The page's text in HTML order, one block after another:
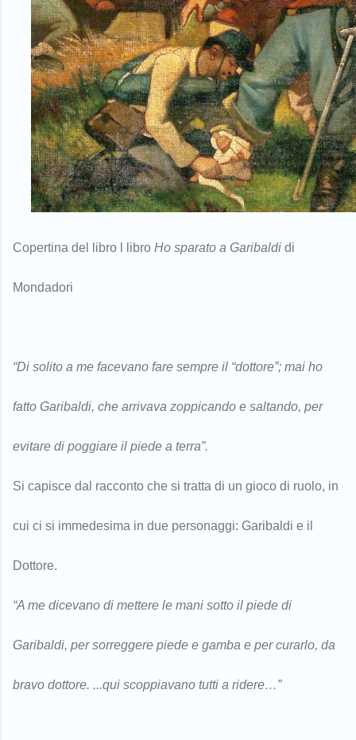
Copertina del libro l libro Ho sparato a Garibaldi di
Mondadori
“Di solito a me facevano fare sempre il “dottore”; mai ho
fatto Garibaldi, che arrivava zoppicando e saltando, per
evitare di poggiare il piede a terra”.
Si capisce dal racconto che si tratta di un gioco di ruolo, in
cui ci si immedesima in due personaggi: Garibaldi e il
Dottore.
“A me dicevano di mettere le mani sotto il piede di
Garibaldi, per sorreggere piede e gamba e per curarlo, da
bravo dottore. ...qui scoppiavano tutti a ridere…”